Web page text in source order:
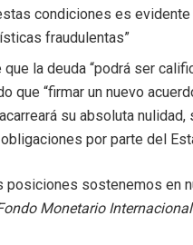
condiciones es
fraudulentas”
la deuda “podrá ser
que “firmar un nuevo
su absoluta
por parte del
posiciones sostenemos en
Monetario Internacional